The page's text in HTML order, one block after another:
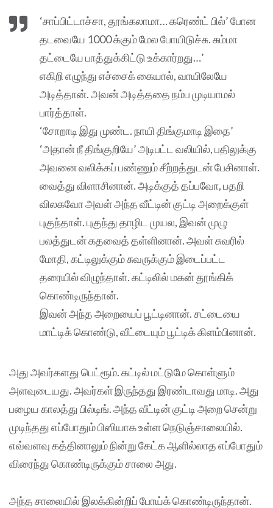
‘சாப்பிட்டாச்சா, தூங்கலாமா… கரெண்ட் பில்’ போன
தடவையே 1000 க்கும் மேல போயிடுச்சு. சும்மா
தட்டையே பாத்துக்கிட்டு உக்கார்றது…’
எகிறி எழுந்து எச்சைக் கையால், வாயிலேயே
அடித்தான். அவன் அடித்ததை நம்ப முடியாமல்
பார்த்தாள்.
‘சோறாடி இது முண்ட. நாயி திங்குமாடி இதை’
‘அதான் நீ திங்குறியே’ அடிபட்ட வலியில், பதிலுக்கு
அவனை வலிக்கப் பண்ணும் சீற்றத்துடன் பேசினாள்.
வைத்து விளாசினான். அடிக்குத் தப்பவோ, பதறி
விலகவோ அவள் அந்த வீட்டின் குட்டி அறைக்குள்
புகுந்தாள். புகுந்து தாழிட முயல, இவன் முழு
பலத்துடன் கதவைத் தள்ளினான். அவள் சுவரில்
மோதி, கட்டிலுக்கும் சுவருக்கும் இடைப்பட்ட
தரையில் விழுந்தாள். கட்டிலில் மகன் தூங்கிக்
கொண்டிருந்தான்.
இவன் அந்த அறையைப் பூட்டினான். சட்டையை
மாட்டிக் கொண்டு, வீட்டையும் பூட்டிக் கிளம்பினான்.
அது அவர்களது பெட்ரூம். கட்டில் மட்டுமே கொள்ளும்
அளவுடையது. அவர்கள் இருந்தது இரண்டாவது மாடி. அது
பழைய காலத்து பில்டிங். அந்த வீட்டின் குட்டி அறை சென்று
முடிந்தது எப்போதும் பிஸியாக உள்ள நெடுஞ்சாலையில்.
எவ்வளவு கத்தினாலும் நின்று கேட்க ஆளில்லாத எப்போதும்
விரைந்து கொண்டிருக்கும் சாலை அது.
அந்த சாலையில் இலக்கின்றிப் போய்க் கொண்டிருந்தான்.